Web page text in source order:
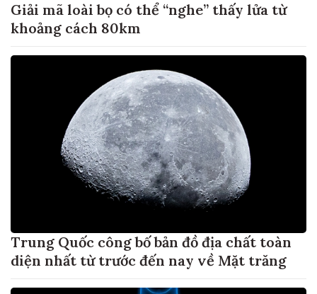
Giải mã loài bọ có thể “nghe” thấy lửa từ
khoảng cách 80km
Trung Quốc công bố bản đồ địa chất toàn
diện nhất từ trước đến nay về Mặt trăng